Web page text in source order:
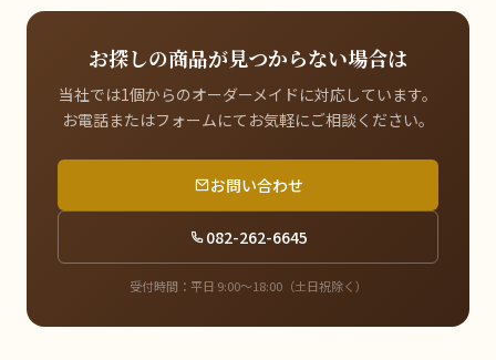
お探しの商品が見つからない場合は
当社では1個からのオーダーメイドに対応しています。
お電話またはフォームにてお気軽にご相談ください。
お問い合わせ
082-262-6645
受付時間：平日 9:00〜18:00（土日祝除く）